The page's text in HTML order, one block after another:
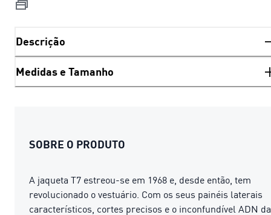
Descrição
Medidas e Tamanho
SOBRE O PRODUTO
A jaqueta T7 estreou-se em 1968 e, desde então, tem
revolucionado o vestuário. Com os seus painéis laterais
característicos, cortes precisos e o inconfundível ADN da